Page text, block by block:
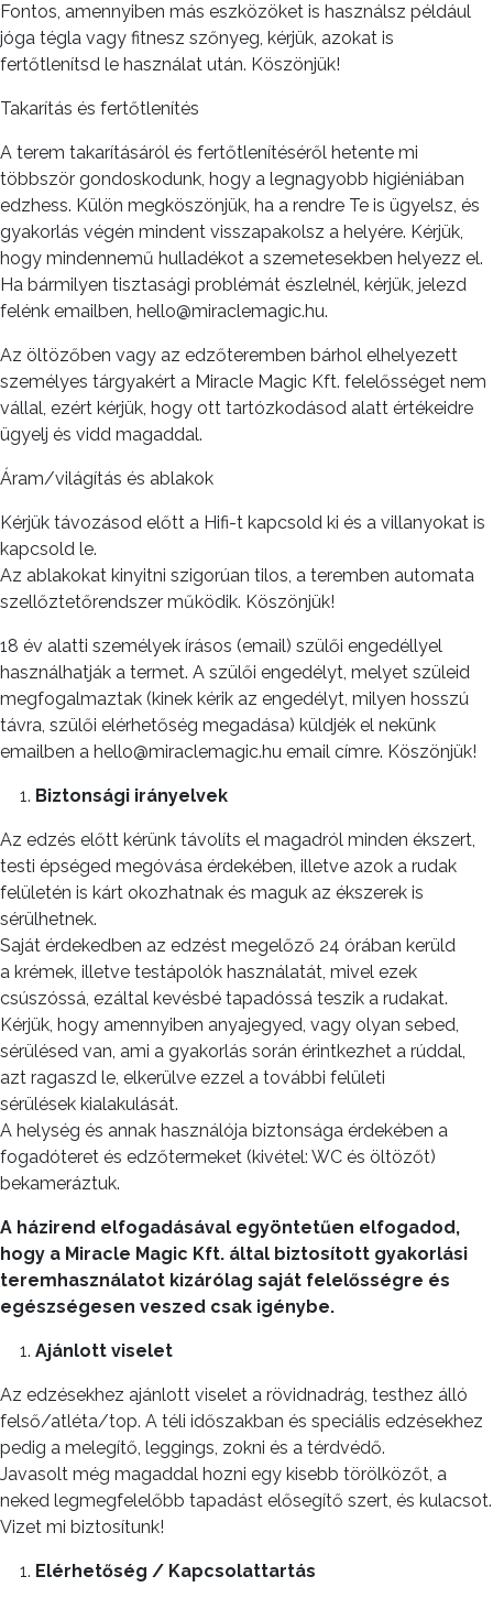
Fontos, amennyiben más eszközöket is használsz például
jóga tégla vagy fitnesz szőnyeg, kérjük, azokat is
fertőtlenítsd le használat után. Köszönjük!
Takarítás és fertőtlenítés
A terem takarításáról és fertőtlenítéséről hetente mi
többször gondoskodunk, hogy a legnagyobb higiéniában
edzhess. Külön megköszönjük, ha a rendre Te is ügyelsz, és
gyakorlás végén mindent visszapakolsz a helyére. Kérjük,
hogy mindennemű hulladékot a szemetesekben helyezz el.
Ha bármilyen tisztasági problémát észlelnél, kérjük, jelezd
felénk emailben, hello@miraclemagic.hu.
Az öltözőben vagy az edzőteremben bárhol elhelyezett
személyes tárgyakért a Miracle Magic Kft. felelősséget nem
vállal, ezért kérjük, hogy ott tartózkodásod alatt értékeidre
ügyelj és vidd magaddal.
Áram/világítás és ablakok
Kérjük távozásod előtt a Hifi-t kapcsold ki és a villanyokat is
kapcsold le.
Az ablakokat kinyitni szigorúan tilos, a teremben automata
szellőztetőrendszer működik. Köszönjük!
18 év alatti személyek írásos (email) szülői engedéllyel
használhatják a termet. A szülői engedélyt, melyet szüleid
megfogalmaztak (kinek kérik az engedélyt, milyen hosszú
távra, szülői elérhetőség megadása) küldjék el nekünk
emailben a hello@miraclemagic.hu email címre. Köszönjük!
Biztonsági irányelvek
Az edzés előtt kérünk távolíts el magadról minden ékszert,
testi épséged megóvása érdekében, illetve azok a rudak
felületén is kárt okozhatnak és maguk az ékszerek is
sérülhetnek.
Saját érdekedben az edzést megelőző 24 órában kerüld
a krémek, illetve testápolók használatát, mivel ezek
csúszóssá, ezáltal kevésbé tapadóssá teszik a rudakat.
Kérjük, hogy amennyiben anyajegyed, vagy olyan sebed,
sérülésed van, ami a gyakorlás során érintkezhet a rúddal,
azt ragaszd le, elkerülve ezzel a további felületi
sérülések kialakulását.
A helység és annak használója biztonsága érdekében a
fogadóteret és edzőtermeket (kivétel: WC és öltözőt)
bekameráztuk.
A házirend elfogadásával egyöntetűen elfogadod,
hogy a Miracle Magic Kft. által biztosított gyakorlási
teremhasználatot kizárólag saját felelősségre és
egészségesen veszed csak igénybe.
Ajánlott viselet
Az edzésekhez ajánlott viselet a rövidnadrág, testhez álló
felső/atléta/top. A téli időszakban és speciális edzésekhez
pedig a melegítő, leggings, zokni és a térdvédő.
Javasolt még magaddal hozni egy kisebb törölközőt, a
neked legmegfelelőbb tapadást elősegítő szert, és kulacsot.
Vizet mi biztosítunk!
Elérhetőség / Kapcsolattartás